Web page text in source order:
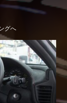
グへ